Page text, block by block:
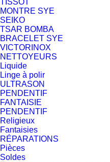
TISSOT
MONTRE SYE
SEIKO
TSAR BOMBA
BRACELET SYE
VICTORINOX
NETTOYEURS
Liquide
Linge à polir
ULTRASON
PENDENTIF
FANTAISIE
PENDENTIF
Religieux
Fantaisies
RÉPARATIONS
Pièces
Soldes